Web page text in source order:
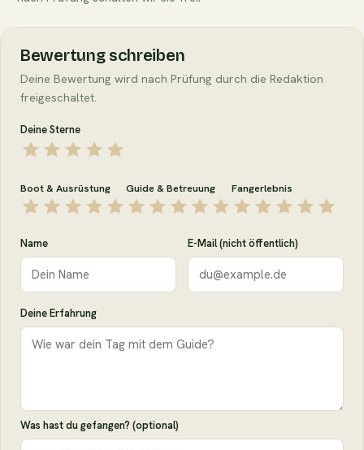
Bewertung schreiben
Deine Bewertung wird nach Prüfung durch die Redaktion
freigeschaltet.
Deine Sterne
Boot & Ausrüstung Guide & Betreuung Fangerlebnis
Name E-Mail (nicht öffentlich)
Deine Erfahrung
Was hast du gefangen? (optional)